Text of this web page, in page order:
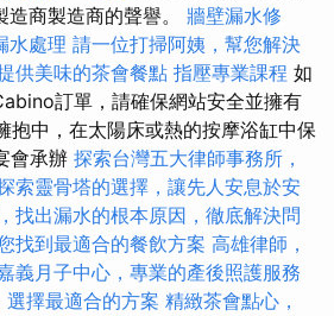
商製造商的聲譽。 牆壁漏水修
水處理 請一位打掃阿姨，幫您解決
供美味的茶會餐點 指壓專業課程 如
訂單，請確保網站安全並擁有
抱中，在太陽床或熱的按摩浴缸中保
會承辦 探索台灣五大律師事務所，
索靈骨塔的選擇，讓先人安息於安
找出漏水的根本原因，徹底解決問
找到最適合的餐飲方案 高雄律師，
義月子中心，專業的產後照護服務
擇最適合的方案 精緻茶會點心，